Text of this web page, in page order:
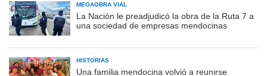
MEGAOBRA VIAL
La Nación le preadjudicó la obra de la Ruta 7 a
una sociedad de empresas mendocinas
HISTORIAS
Una familia mendocina volvió a reunirse